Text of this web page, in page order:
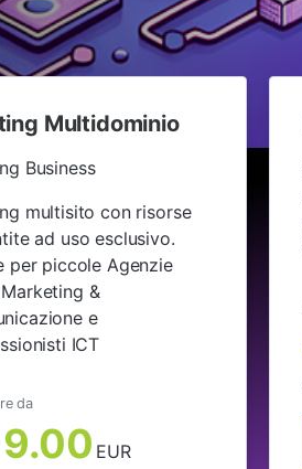
Multidominio
Business
multisito con risorse
ad uso esclusivo.
per piccole Agenzie
&
e
ICT
da
EUR